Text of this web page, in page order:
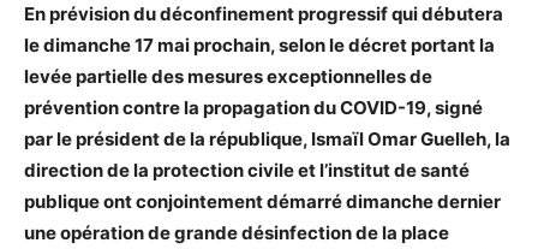
En prévision du déconfinement progressif qui débutera
le dimanche 17 mai prochain, selon le décret portant la
levée partielle des mesures exceptionnelles de
prévention contre la propagation du COVID-19, signé
par le président de la république, Ismaïl Omar Guelleh, la
direction de la protection civile et l’institut de santé
publique ont conjointement démarré dimanche dernier
une opération de grande désinfection de la place